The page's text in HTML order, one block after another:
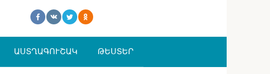
ԱՍՏՂԱԳՈՒՇԱԿ ԹԵՍՏԵՐ